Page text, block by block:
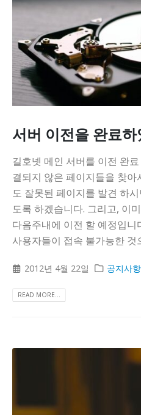
서버 이전을 완료
길호넷 메인 서버를 이전 완
결되지 않은 페이지들을 찾
도 잘못된 페이지를 발견 하
도록 하겠습니다. 그리고, 이
다음주내에 이전 할 예정입니
사용자들이 접속 불가능한 것
2012년 4월 22일 공지사항
READ MORE...